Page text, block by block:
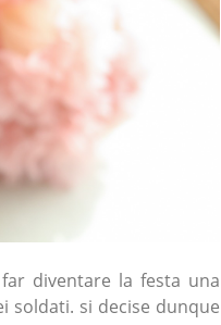
diventare la festa una
soldati. si decise dunque